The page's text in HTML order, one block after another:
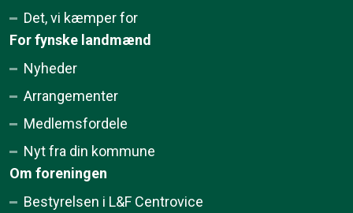
Det, vi kæmper for
For fynske landmænd
Nyheder
Arrangementer
Medlemsfordele
Nyt fra din kommune
Om foreningen
Bestyrelsen i L&F Centrovice